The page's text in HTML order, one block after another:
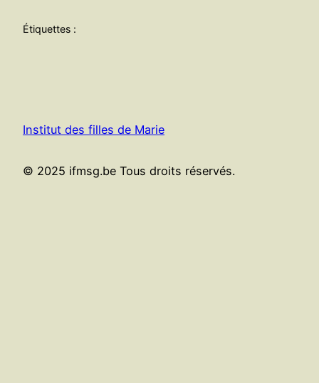
Étiquettes :
Institut des filles de Marie
© 2025 ifmsg.be Tous droits réservés.